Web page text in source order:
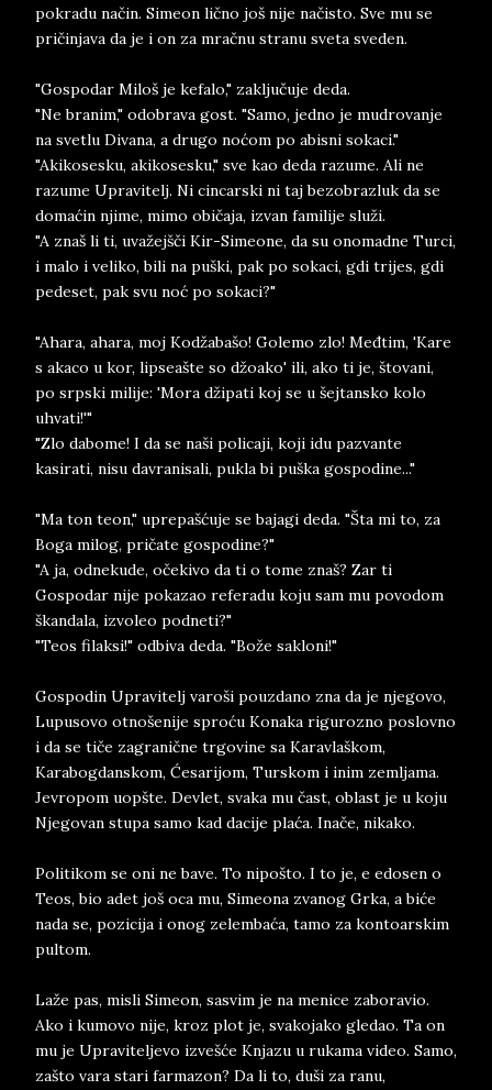
pokradu način. Simeon lično još nije načisto. Sve mu se
pričinjava da je i on za mračnu stranu sveta sveden.
"Gospodar Miloš je kefalo," zaključuje deda.
"Ne branim," odobrava gost. "Samo, jedno je mudrovanje
na svetlu Divana, a drugo noćom po abisni sokaci."
"Akikosesku, akikosesku," sve kao deda razume. Ali ne
razume Upravitelj. Ni cincarski ni taj bezobrazluk da se
domaćin njime, mimo običaja, izvan familije služi.
"A znaš li ti, uvažejšči Kir-Simeone, da su onomadne Turci,
i malo i veliko, bili na puški, pak po sokaci, gdi trijes, gdi
pedeset, pak svu noć po sokaci?"
"Ahara, ahara, moj Kodžabašo! Golemo zlo! Međtim, 'Kare
s akaco u kor, lipseašte so džoako' ili, ako ti je, štovani,
po srpski milije: 'Mora džipati koj se u šejtansko kolo
uhvati!'"
"Zlo dabome! I da se naši policaji, koji idu pazvante
kasirati, nisu davranisali, pukla bi puška gospodine..."
"Ma ton teon," uprepašćuje se bajagi deda. "Šta mi to, za
Boga milog, pričate gospodine?"
"A ja, odnekude, očekivo da ti o tome znaš? Zar ti
Gospodar nije pokazao referadu koju sam mu povodom
škandala, izvoleo podneti?"
"Teos filaksi!" odbiva deda. "Bože sakloni!"
Gospodin Upravitelj varoši pouzdano zna da je njegovo,
Lupusovo otnošenije sproću Konaka rigurozno poslovno
i da se tiče zagranične trgovine sa Karavlaškom,
Karabogdanskom, Ćesarijom, Turskom i inim zemljama.
Jevropom uopšte. Devlet, svaka mu čast, oblast je u koju
Njegovan stupa samo kad dacije plaća. Inače, nikako.
Politikom se oni ne bave. To nipošto. I to je, e edosen o
Teos, bio adet još oca mu, Simeona zvanog Grka, a biće
nada se, pozicija i onog zelembaća, tamo za kontoarskim
pultom.
Laže pas, misli Simeon, sasvim je na menice zaboravio.
Ako i kumovo nije, kroz plot je, svakojako gledao. Ta on
mu je Upraviteljevo izvešće Knjazu u rukama video. Samo,
zašto vara stari farmazon? Da li to, duši za ranu,